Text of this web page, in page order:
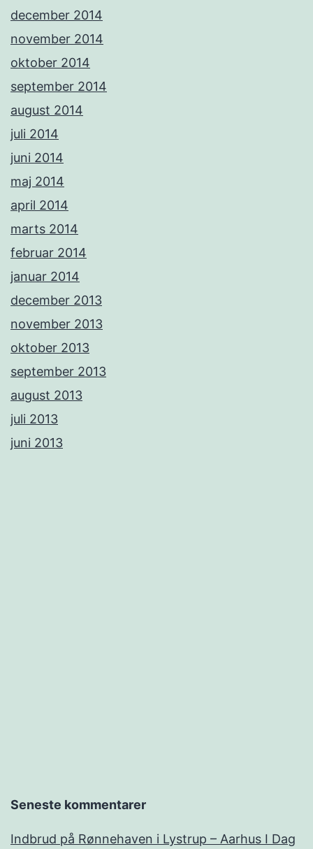
december 2014
november 2014
oktober 2014
september 2014
august 2014
juli 2014
juni 2014
maj 2014
april 2014
marts 2014
februar 2014
januar 2014
december 2013
november 2013
oktober 2013
september 2013
august 2013
juli 2013
juni 2013
Seneste kommentarer
Indbrud på Rønnehaven i Lystrup – Aarhus I Dag